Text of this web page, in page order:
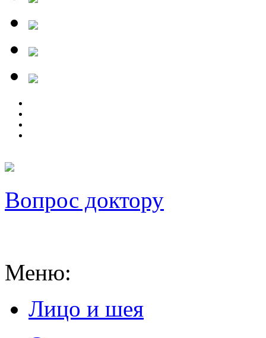
Вопрос доктору
Меню:
Лицо и шея